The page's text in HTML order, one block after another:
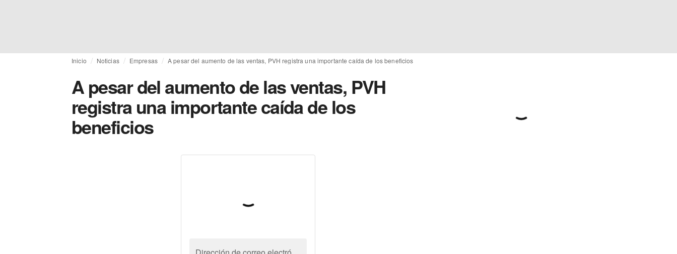
Inicio Noticias Empresas A pesar del aumento de las ventas, PVH registra una importante caída de los beneficios
A pesar del aumento de las ventas, PVH
registra una importante caída de los
beneficios